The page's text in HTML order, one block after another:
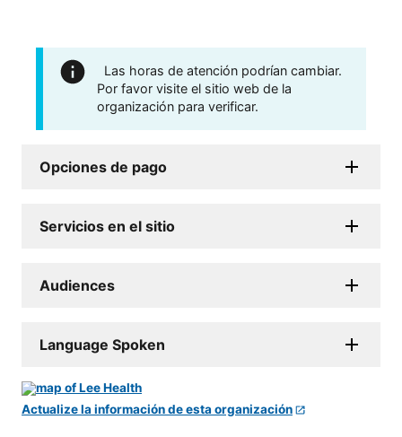
Las horas de atención podrían cambiar.
Por favor visite el sitio web de la
organización para verificar.
Opciones de pago
Servicios en el sitio
Audiences
Language Spoken
Actualize la información de esta organización